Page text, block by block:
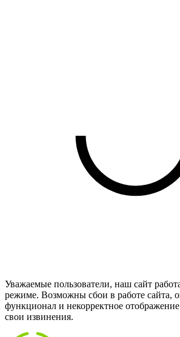
Уважаемые пользователи, наш сайт
режиме. Возможны сбои в работе сайта,
функционал и некорректное
свои извинения.